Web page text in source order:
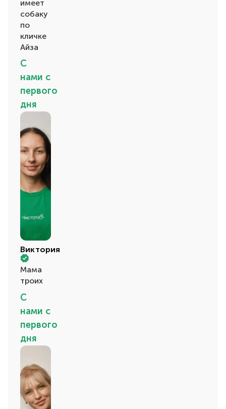
имеет
собаку
по
кличке
Айза
С
нами с
первого
дня
Виктория
Мама
троих
С
нами с
первого
дня